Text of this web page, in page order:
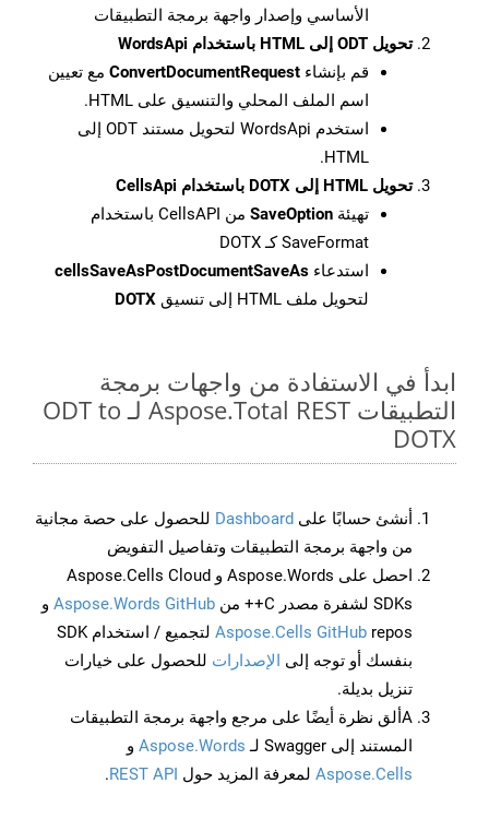
الأساسي وإصدار واجهة برمجة التطبيقات
تحويل ODT إلى HTML باستخدام WordsApi
قم بإنشاء ConvertDocumentRequest مع تعيين
اسم الملف المحلي والتنسيق على HTML.
استخدم WordsApi لتحويل مستند ODT إلى
HTML.
تحويل HTML إلى DOTX باستخدام CellsApi
تهيئة SaveOption
من CellsAPI باستخدام
SaveFormat كـ DOTX
استدعاء cellsSaveAsPostDocumentSaveAs
لتحويل ملف HTML إلى تنسيق
DOTX
ابدأ في الاستفادة من واجهات برمجة
التطبيقات Aspose.Total REST لـ ODT to
DOTX
أنشئ حسابًا على Dashboard للحصول على حصة مجانية
من واجهة برمجة التطبيقات وتفاصيل التفويض
احصل على Aspose.Words و Aspose.Cells Cloud
SDKs لشفرة مصدر C++ من
Aspose.Words GitHub و
Aspose.Cells GitHub
repos لتجميع / استخدام SDK
بنفسك أو توجه إلى الإصدارات للحصول على خيارات
تنزيل بديلة.
Aألق نظرة أيضًا على مرجع واجهة برمجة التطبيقات
المستند إلى Swagger لـ
Aspose.Words و
Aspose.Cells لمعرفة المزيد حول REST API
.